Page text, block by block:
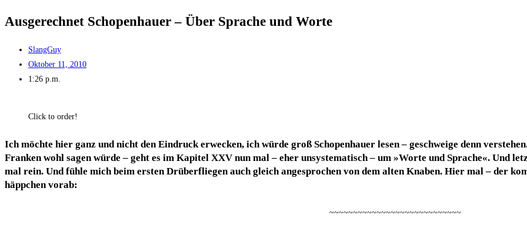
Aus­ge­rech­net Scho­pen­hau­er – Über Spra­che und Worte
SlangGuy
Oktober 11, 2010
1:26 p.m.
Click to order!
Ich möch­te hier ganz und nicht den Ein­druck erwe­cken, ichwür­de groß Scho­pen­hau­er lesen – geschwei­ge denn
Fran­ken wohl sagen wür­de – geht es im Kapi­tel XXV nun mal – eher unsys­te­ma­tisch – um »Wor­te und Spra­che«. Und
mal rein. Und füh­le mich beim ers­ten Drü­ber­flie­gen auch gleich ange­spro­chen von dem alten Kna­ben. Hier mal – der
häpp­chen vorab:
~~~~~~~~~~~~~~~~~~~~~~~~~~~~